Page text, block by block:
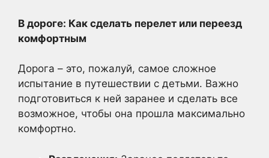
В дороге: Как сделать перелет или переезд
комфортным
Дорога – это, пожалуй, самое сложное
испытание в путешествии с детьми. Важно
подготовиться к ней заранее и сделать все
возможное, чтобы она прошла максимально
комфортно.